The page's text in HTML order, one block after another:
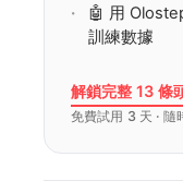
🤖 用
訓練數據
解鎖完整 13 條
免費試用 3 天 · 隨